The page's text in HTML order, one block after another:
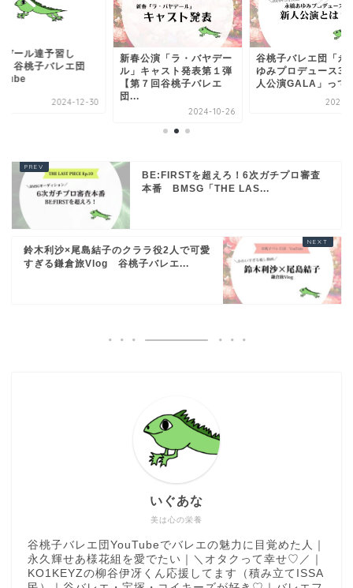
デール達予習し
谷桃子バレエ団
2024-12-30
新春公演「ラ・バヤデー
ル」キャスト発表第１弾
【第７回谷桃子バレエ
団...
2024-10-26
谷桃子バレエ団「永
ゆみプロデュース3
人公演GALA」って
2026-
BE:FIRSTを超えろ！6次ガチプロ審査
本番 BMSG「THE LAS...
鈴木利沙×尾島結子のクララ役2人で可愛
すぎる鎌倉旅Vlog 谷桃子バレエ...
美は心の栄養
いぐあな
谷桃子バレエ団YouTubeでバレエの魅力に目覚めた人｜
永久輝せあ様花組を愛でたい｜＼オタクって幸せ♡／｜
KO1KEYZの柳谷伊冴くん応援してます（積み立てISSA